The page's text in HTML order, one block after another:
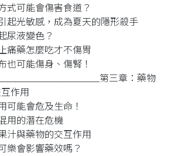
式可能會傷害食道？
起光敏感，成為夏天的隱形殺手
尿液變色？
痛藥怎麼吃才不傷胃
也可能傷身、傷腎！
第三章：藥物
作用
可能會危及生命！
用的潛在危機
汁與藥物的交互作用
樂會影響藥效嗎？